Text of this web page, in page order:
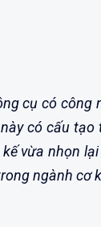
cụ có
có cấu
vừa nhọn
ngành cơ